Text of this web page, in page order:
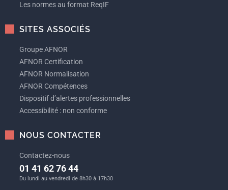
Les normes au format ReqIF
SITES ASSOCIÉS
Groupe AFNOR
AFNOR Certification
AFNOR Normalisation
AFNOR Compétences
Dispositif d’alertes professionnelles
Accessibilité : non conforme
NOUS CONTACTER
Contactez-nous
01 41 62 76 44
Du lundi au vendredi de 8h30 à 17h30